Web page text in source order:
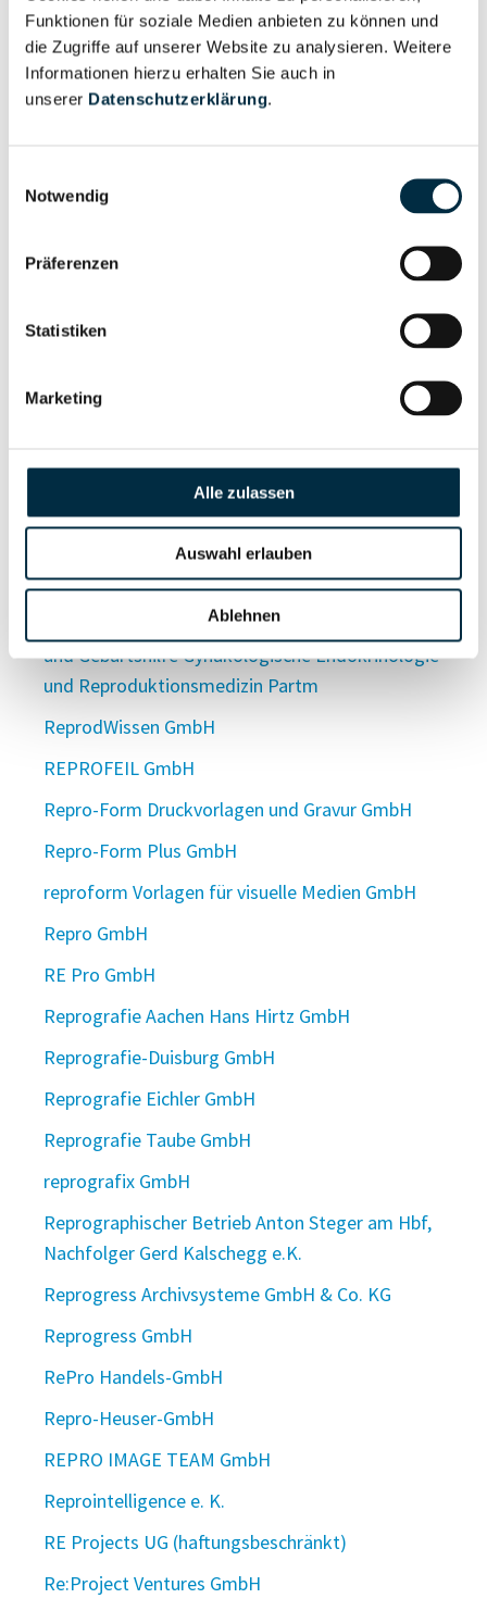
Funktionen für soziale Medien anbieten zu können und
die Zugriffe auf unserer Website zu analysieren. Weitere
Informationen hierzu erhalten Sie auch in
unserer Datenschutzerklärung.
Notwendig
Präferenzen
Statistiken
Marketing
Alle zulassen
Auswahl erlauben
Ablehnen
REPROCON GmbH
Repro Construction GmbH
Repro Courier Wilfried Engel Reprografie Service
Reprodent Dentaltechnik GmbH
ReproDerm Consulting UG (haftungsbeschränkt)
Reprodruck Schwarz GmbH
Reproductions Gesellschaft für Scannerlithographie
und elektronische Bildverarbeitung mbH
Reproduktionsgesellschaft Conventhaus m.b.H.
Reproduktionsmedizin München im Tal MVZ Dr.
med. Daniel Noß Dr. med. Isabel Stoll Dr. med.
Patrick Mehrle Dr. med. Kathrin Pohlig
Fachärztinnen und Fachärzte für Frauenheilkunde
und Geburtshilfe Gynäkologische Endokrinologie
und Reproduktionsmedizin Partm
ReprodWissen GmbH
REPROFEIL GmbH
Repro-Form Druckvorlagen und Gravur GmbH
Repro-Form Plus GmbH
reproform Vorlagen für visuelle Medien GmbH
Repro GmbH
RE Pro GmbH
Reprografie Aachen Hans Hirtz GmbH
Reprografie-Duisburg GmbH
Reprografie Eichler GmbH
Reprografie Taube GmbH
reprografix GmbH
Reprographischer Betrieb Anton Steger am Hbf,
Nachfolger Gerd Kalschegg e.K.
Reprogress Archivsysteme GmbH & Co. KG
Reprogress GmbH
RePro Handels-GmbH
Repro-Heuser-GmbH
REPRO IMAGE TEAM GmbH
Reprointelligence e. K.
RE Projects UG (haftungsbeschränkt)
Re:Project Ventures GmbH